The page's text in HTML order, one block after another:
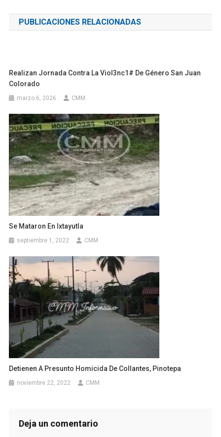
de
entradas
PUBLICACIONES RELACIONADAS
Realizan Jornada Contra La Viol3nc1# De Género San Juan
Colorado
marzo 6, 2026 CMM
Se Mataron En Ixtayutla
septiembre 1, 2022 CMM
Detienen A Presunto Homicida De Collantes, Pinotepa
noviembre 22, 2022 CMM
Deja un comentario